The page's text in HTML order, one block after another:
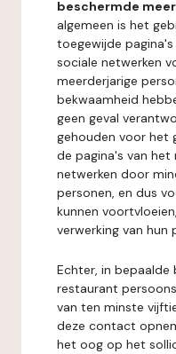
beschermde
algemeen is het
toegewijde
sociale netwerken
meerderjarige
bekwaamheid
geen geval
gehouden voor het
de pagina's van
netwerken door
personen, en dus
kunnen
verwerking van hun
Echter, in bepaalde
restaurant
van ten minste
deze contact
het oog op het